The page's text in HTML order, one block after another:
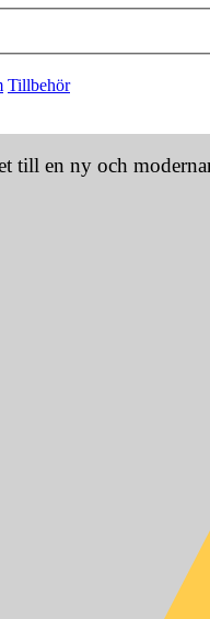
Tillbehör
till en ny och